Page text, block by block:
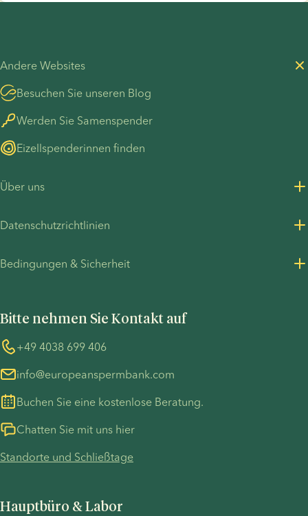
Hauptbüro & Labor
Bitte nehmen Sie Kontakt auf
+49 4038 699 406
info@europeanspermbank.com
Buchen Sie eine kostenlose Beratung.
Chatten Sie mit uns hier
Standorte und Schließtage
Andere Websites
Besuchen Sie unseren Blog
Werden Sie Samenspender
Eizellspenderinnen finden
Über uns
Presseinformationen
Informationen zum TP53-Fall
Datenschutzrichtlinien
Bedingungen & Sicherheit
COVID-19 precautions
Whistleblower